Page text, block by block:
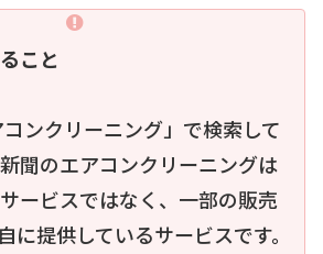
こと
コンクリーニング」で検索して
聞のエアコンクリーニングは
ービスではなく、一部の販売
に提供しているサービスです。